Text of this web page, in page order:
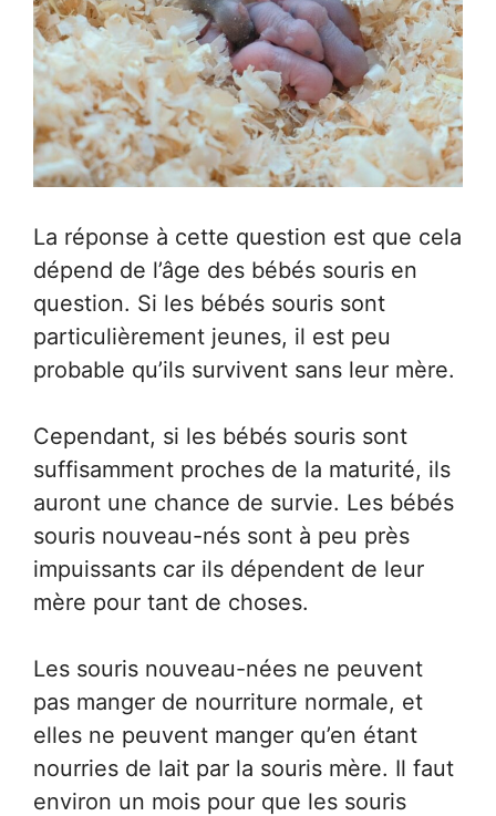
La réponse à cette question est que cela
dépend de l’âge des bébés souris en
question. Si les bébés souris sont
particulièrement jeunes, il est peu
probable qu’ils survivent sans leur mère.
Cependant, si les bébés souris sont
suffisamment proches de la maturité, ils
auront une chance de survie. Les bébés
souris nouveau-nés sont à peu près
impuissants car ils dépendent de leur
mère pour tant de choses.
Les souris nouveau-nées ne peuvent
pas manger de nourriture normale, et
elles ne peuvent manger qu’en étant
nourries de lait par la souris mère. Il faut
environ un mois pour que les souris